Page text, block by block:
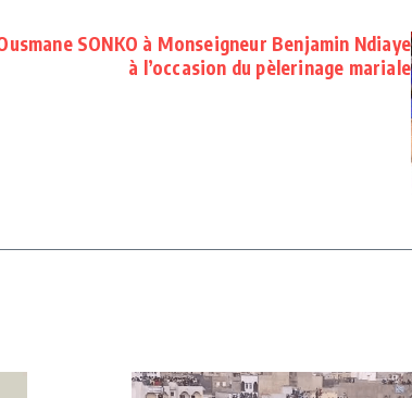
SONKO à Monseigneur Benjamin Ndiaye
à l’occasion du pèlerinage mariale